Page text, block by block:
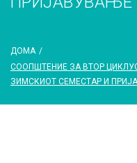
ДОМА /
СООПШТЕНИЕ ЗА ВТОР
ЗИМСКИОТ СЕМЕСТАР И